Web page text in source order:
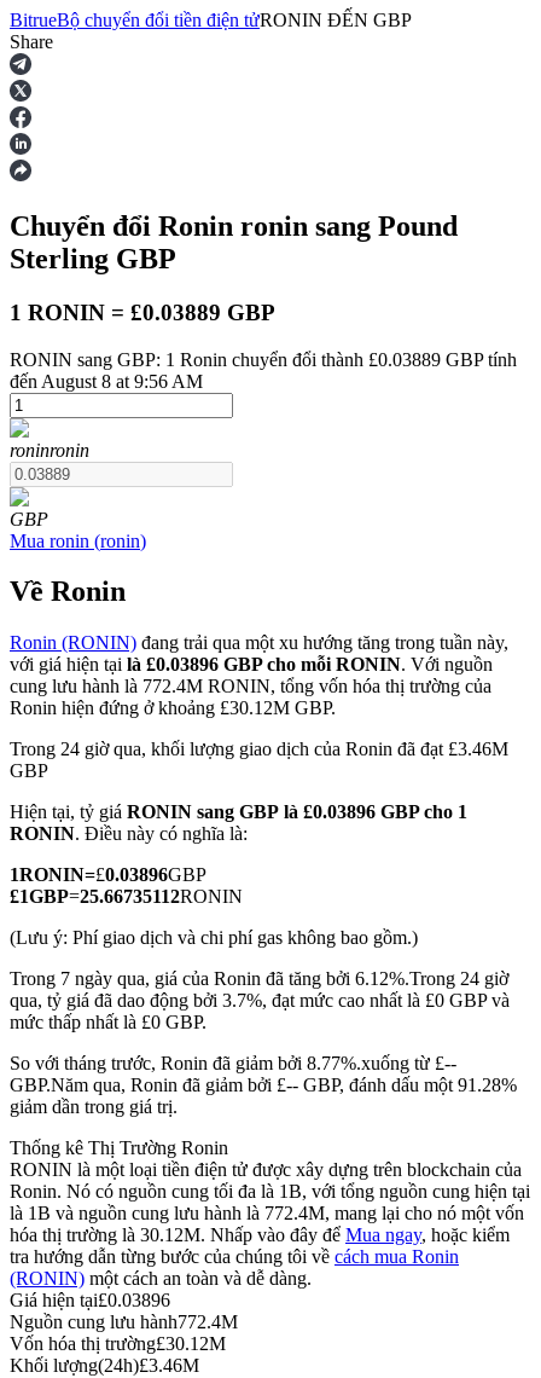
Hợp đồng tương lai
USDT Futures
COIN-M Futures
Futures sử dụng token làm tài sản thế chấp
Phái sinh cổ phiếu, ngoại hối, kim loại quý và hàng hóa
USDC Futures vĩnh cửu
Futures sử dụng USDC làm tài sản thế chấp
Sao chép Giao dịch
BitrueBộ chuyển đổi tiền điện tửRONIN ĐẾN GBP
Share
Chuyển đổi Ronin ronin sang Pound
Sterling GBP
1 RONIN = £0.03889 GBP
RONIN sang GBP: 1 Ronin chuyển đổi thành £0.03889 GBP tính
đến August 8 at 9:56 AM
roninronin
GBP
Mua ronin (ronin)
Về Ronin
Ronin (RONIN) đang trải qua một xu hướng tăng trong tuần này,
với giá hiện tại là £0.03896 GBP cho mỗi RONIN. Với nguồn
cung lưu hành là 772.4M RONIN, tổng vốn hóa thị trường của
Ronin hiện đứng ở khoảng £30.12M GBP.
Trong 24 giờ qua, khối lượng giao dịch của Ronin đã đạt £3.46M
GBP
Hiện tại, tỷ giá RONIN sang GBP là £0.03896 GBP cho 1
RONIN. Điều này có nghĩa là:
1RONIN=£0.03896GBP
£1GBP=25.66735112RONIN
(Lưu ý: Phí giao dịch và chi phí gas không bao gồm.)
Trong 7 ngày qua, giá của Ronin đã tăng bởi 6.12%.Trong 24 giờ
qua, tỷ giá đã dao động bởi 3.7%, đạt mức cao nhất là £0 GBP và
mức thấp nhất là £0 GBP.
So với tháng trước, Ronin đã giảm bởi 8.77%.xuống từ £--
GBP.Năm qua, Ronin đã giảm bởi £-- GBP, đánh dấu một 91.28%
giảm dần trong giá trị.
Thống kê Thị Trường Ronin
RONIN là một loại tiền điện tử được xây dựng trên blockchain của
Ronin. Nó có nguồn cung tối đa là 1B, với tổng nguồn cung hiện tại
là 1B và nguồn cung lưu hành là 772.4M, mang lại cho nó một vốn
hóa thị trường là 30.12M. Nhấp vào đây để Mua ngay, hoặc kiểm
tra hướng dẫn từng bước của chúng tôi về cách mua Ronin
(RONIN) một cách an toàn và dễ dàng.
Giá hiện tại£0.03896
Nguồn cung lưu hành772.4M
Vốn hóa thị trường£30.12M
Khối lượng(24h)£3.46M